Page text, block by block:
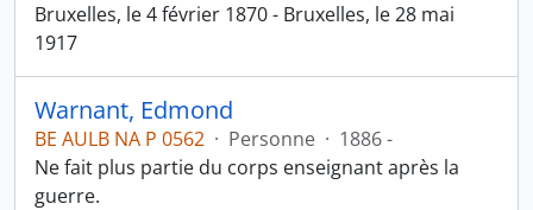
Bruxelles, le 4 février 1870 - Bruxelles, le 28 mai
1917
Warnant, Edmond
BE AULB NA P 0562 · Personne · 1886 -
Ne fait plus partie du corps enseignant après la
guerre.